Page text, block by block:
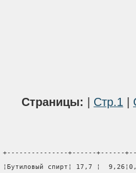
Страницы: Стр.1
+---------------+------+------
¦Бутиловый спирт¦ 17,7 ¦